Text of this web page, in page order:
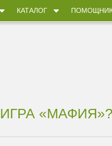
КАТАЛОГ